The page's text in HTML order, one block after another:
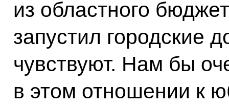
из областного
запустил городские
чувствуют. Нам бы
в этом отношении к